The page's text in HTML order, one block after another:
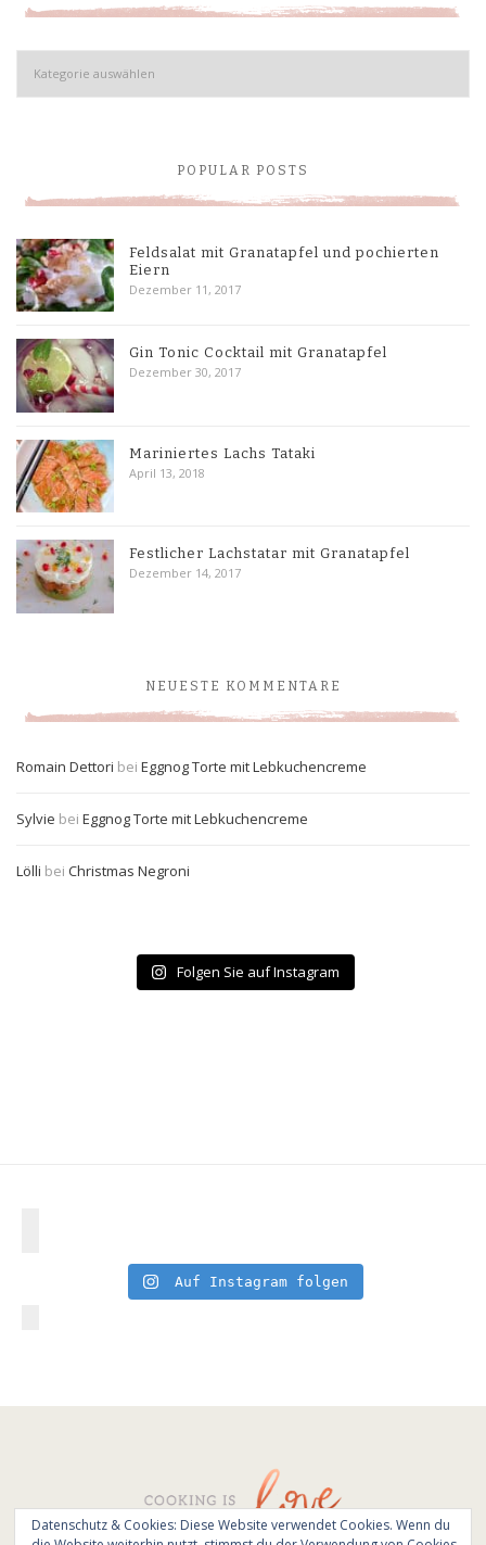
Kategorien
POPULAR POSTS
Feldsalat mit Granatapfel und pochierten
Eiern
Dezember 11, 2017
Gin Tonic Cocktail mit Granatapfel
Dezember 30, 2017
Mariniertes Lachs Tataki
April 13, 2018
Festlicher Lachstatar mit Granatapfel
Dezember 14, 2017
NEUESTE KOMMENTARE
Romain Dettori bei Eggnog Torte mit Lebkuchencreme
Sylvie bei Eggnog Torte mit Lebkuchencreme
Lölli bei Christmas Negroni
Folgen Sie auf Instagram
Auf Instagram folgen
Datenschutz & Cookies: Diese Website verwendet Cookies. Wenn du